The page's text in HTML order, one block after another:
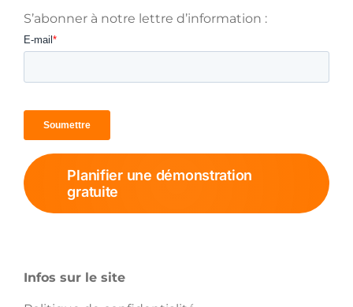
S’abonner à notre lettre d’information :
Planifier une démonstration
gratuite
Infos sur le site